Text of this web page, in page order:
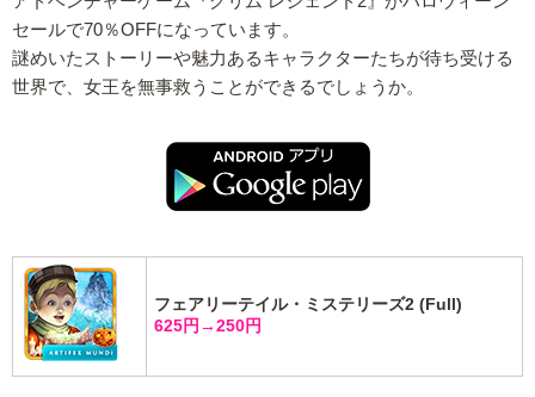
セールで70％OFFになっています。
謎めいたストーリーや魅力あるキャラクターたちが待ち受ける
世界で、女王を無事救うことができるでしょうか。
フェアリーテイル・ミステリーズ2 (Full)
625円→250円